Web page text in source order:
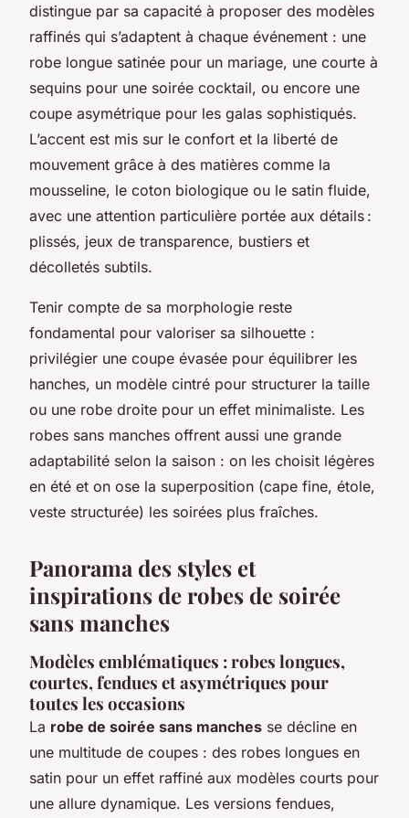
distingue par sa capacité à proposer des modèles
raffinés qui s’adaptent à chaque événement : une
robe longue satinée pour un mariage, une courte à
sequins pour une soirée cocktail, ou encore une
coupe asymétrique pour les galas sophistiqués.
L’accent est mis sur le confort et la liberté de
mouvement grâce à des matières comme la
mousseline, le coton biologique ou le satin fluide,
avec une attention particulière portée aux détails :
plissés, jeux de transparence, bustiers et
décolletés subtils.
Tenir compte de sa morphologie reste
fondamental pour valoriser sa silhouette :
privilégier une coupe évasée pour équilibrer les
hanches, un modèle cintré pour structurer la taille
ou une robe droite pour un effet minimaliste. Les
robes sans manches offrent aussi une grande
adaptabilité selon la saison : on les choisit légères
en été et on ose la superposition (cape fine, étole,
veste structurée) les soirées plus fraîches.
Panorama des styles et
inspirations de robes de soirée
sans manches
Modèles emblématiques : robes longues,
courtes, fendues et asymétriques pour
toutes les occasions
La robe de soirée sans manches se décline en
une multitude de coupes : des robes longues en
satin pour un effet raffiné aux modèles courts pour
une allure dynamique. Les versions fendues,